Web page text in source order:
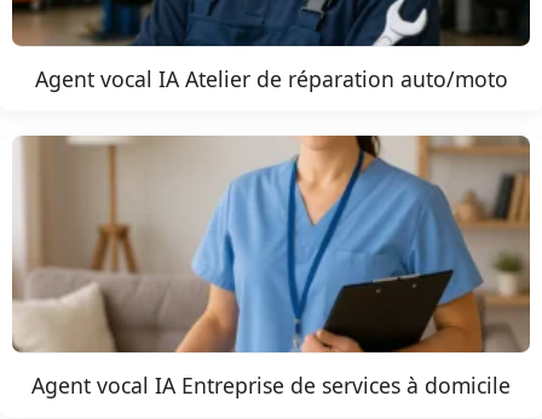
Agent vocal IA Atelier de réparation auto/moto
Agent vocal IA Entreprise de services à domicile